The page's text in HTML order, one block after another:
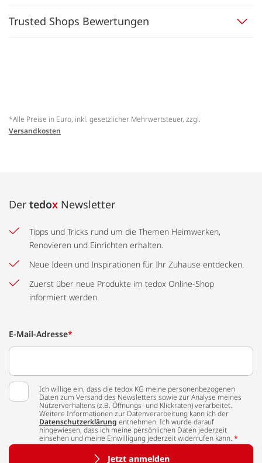
Trusted Shops Bewertungen
*Alle Preise in Euro, inkl. gesetzlicher Mehrwertsteuer, zzgl.
Versandkosten
Der tedox Newsletter
Tipps und Tricks rund um die Themen Heimwerken,
Renovieren und Einrichten erhalten.
Neue Ideen und Inspirationen für Ihr Zuhause entdecken.
Zuerst über neue Produkte im tedox Online-Shop
informiert werden.
E-Mail-Adresse*
Ich willige ein, dass die tedox KG meine personenbezogenen
Daten zum Versand des Newsletters sowie zur Analyse meines
Nutzerverhaltens (z.B. Öffnungs- und Klickraten) verarbeitet.
Weitere Informationen zur Datenverarbeitung kann ich der
Datenschutzerklärung entnehmen. Ich wurde darauf
hingewiesen, dass ich meine persönlichen Daten jederzeit
einsehen und meine Einwilligung jederzeit widerrufen kann. *
Jetzt anmelden